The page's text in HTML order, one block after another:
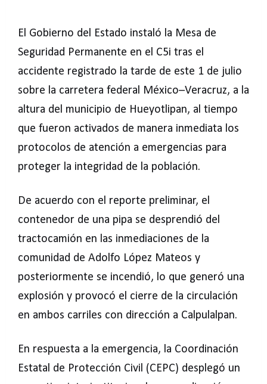
El Gobierno del Estado instaló la Mesa de
Seguridad Permanente en el C5i tras el
accidente registrado la tarde de este 1 de julio
sobre la carretera federal México–Veracruz, a la
altura del municipio de Hueyotlipan, al tiempo
que fueron activados de manera inmediata los
protocolos de atención a emergencias para
proteger la integridad de la población.
De acuerdo con el reporte preliminar, el
contenedor de una pipa se desprendió del
tractocamión en las inmediaciones de la
comunidad de Adolfo López Mateos y
posteriormente se incendió, lo que generó una
explosión y provocó el cierre de la circulación
en ambos carriles con dirección a Calpulalpan.
En respuesta a la emergencia, la Coordinación
Estatal de Protección Civil (CEPC) desplegó un